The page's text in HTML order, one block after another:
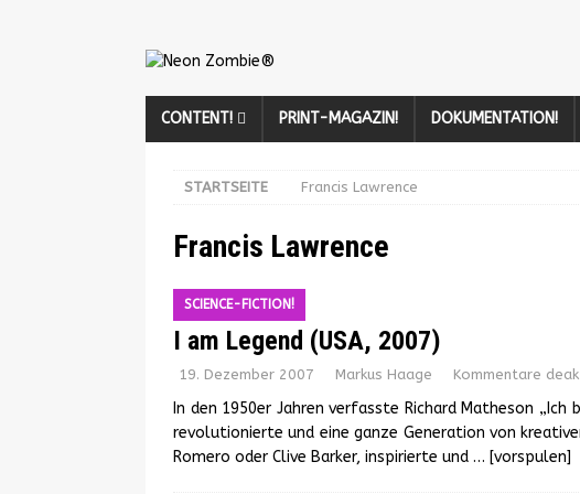
CONTENT! PRINT-MAGAZIN! DOKUMENTATION!
STARTSEITE Francis Lawrence
Francis Lawrence
SCIENCE-FICTION!
I am Legend (USA, 2007)
19. Dezember 2007 Markus Haage Kommentare
In den 1950er Jahren verfasste Richard Matheson
revolutionierte und eine ganze Generation von
Romero oder Clive Barker, inspirierte und … [vorspulen]